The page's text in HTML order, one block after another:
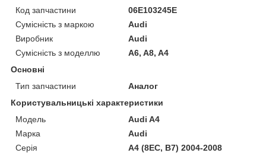
Код запчастини
06E103245E
Сумісність з маркою
Audi
Виробник
Audi
Сумісність з моделлю
A6, A8, A4
Основні
Тип запчастини
Аналог
Користувальницькі характеристики
Модель
Audi A4
Марка
Audi
Серія
A4 (8EC, B7) 2004-2008